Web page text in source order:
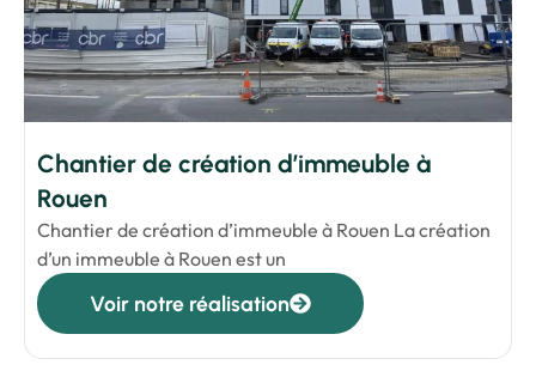
Chantier de création d’immeuble à
Rouen
Chantier de création d’immeuble à Rouen La création
d’un immeuble à Rouen est un
Voir notre réalisation